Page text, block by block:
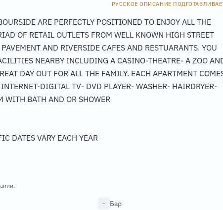
РУССКОЕ ОПИСАНИЕ
ARE PERFECTLY POSITIONED TO ENJOY ALL THE
OF RETAIL OUTLETS FROM WELL KNOWN HIGH STREET
AND RIVERSIDE CAFES AND RESTUARANTS. YOU
NEARBY INCLUDING A CASINO-THEATRE- A ZOO
DAY OUT FOR ALL THE FAMILY. EACH APARTMENT
DIGITAL TV- DVD PLAYER- WASHER- HAIRDRYER-
WITH BATH AND OR SHOWER
DATES VARY EACH YEAR
− Бар